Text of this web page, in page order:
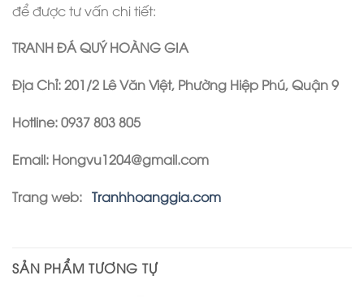
để được tư vấn chi tiết:
TRANH ĐÁ QUÝ HOÀNG GIA
Địa Chỉ: 201/2 Lê Văn Việt, Phường Hiệp Phú, Quận 9
Hotline: 0937 803 805
Email: Hongvu1204@gmail.com
Trang web: Tranhhoanggia.com
SẢN PHẨM TƯƠNG TỰ